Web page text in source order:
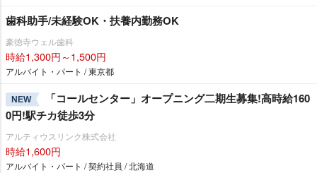
歯科助手/未経験OK・扶養内勤務OK
豪徳寺ウェル歯科
時給1,300円～1,500円
アルバイト・パート / 東京都
NEW
「コールセンター」オープニング二期生募集!高時給160
0円!駅チカ徒歩3分
アルティウスリンク株式会社
時給1,600円
アルバイト・パート / 契約社員 / 北海道